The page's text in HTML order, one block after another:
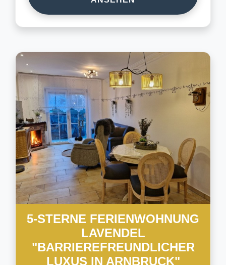
5-STERNE FERIENWOHNUNG
LAVENDEL
"BARRIEREFREUNDLICHER
LUXUS IN ARNBRUCK"